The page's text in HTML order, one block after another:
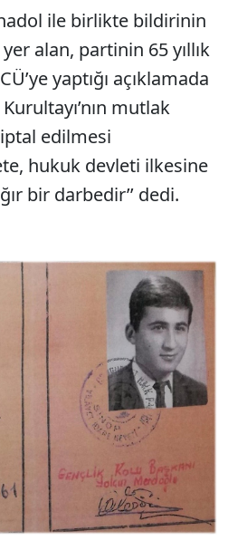
ile birlikte bildirinin
yer alan, partinin 65 yıllık
yaptığı açıklamada
mutlak
edilmesi
hukuk devleti ilkesine
bir darbedir’’ dedi.